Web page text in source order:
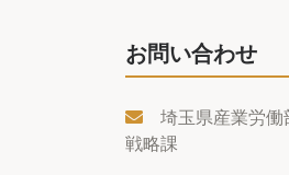
お問い合わせ
埼玉県産業労
戦略課